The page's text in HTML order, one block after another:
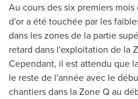
Au cours des six premiers
d'or a été touchée par les
dans les zones de la partie
retard dans l'exploitation de la
Cependant, il est attendu que
le reste de l'année avec le
chantiers dans la Zone Q au